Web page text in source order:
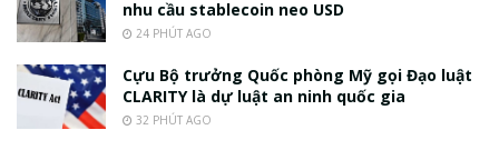
nhu cầu stablecoin neo USD
24 PHÚT AGO
Cựu Bộ trưởng Quốc phòng Mỹ gọi Đạo luật
CLARITY là dự luật an ninh quốc gia
32 PHÚT AGO